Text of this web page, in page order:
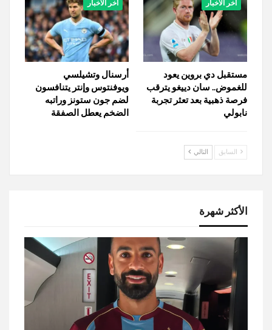
أخر الأخبار
مستقبل دي بروين يعود
للغموض.. سان دييغو يترقب
فرصة ذهبية بعد تعثر تجربة
نابولي
أخر الأخبار
أرسنال وتشيلسي
ويوفنتوس وإنتر يتنافسون
لضم جون ستونز وراتبه
الضخم يعطل الصفقة
السابق التالي
الأكثر شهرة